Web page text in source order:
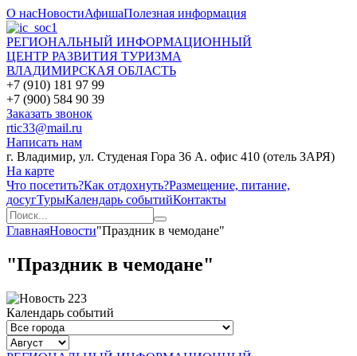
О насНовостиАфишаПолезная информация
РЕГИОНАЛЬНЫЙ ИНФОРМАЦИОННЫЙ
ЦЕНТР РАЗВИТИЯ ТУРИЗМА
ВЛАДИМИРСКАЯ ОБЛАСТЬ
+7 (910) 181 97 99
+7 (900) 584 90 39
Заказать звонок
rtic33@mail.ru
Написать нам
г. Владимир, ул. Студеная Гора 36 А. офис 410 (отель ЗАРЯ)
На карте
Что посетить?Как отдохнуть?Размещение, питание,
досугТурыКалендарь событийКонтакты
ГлавнаяНовости"Праздник в чемодане"
"Праздник в чемодане"
Календарь событий